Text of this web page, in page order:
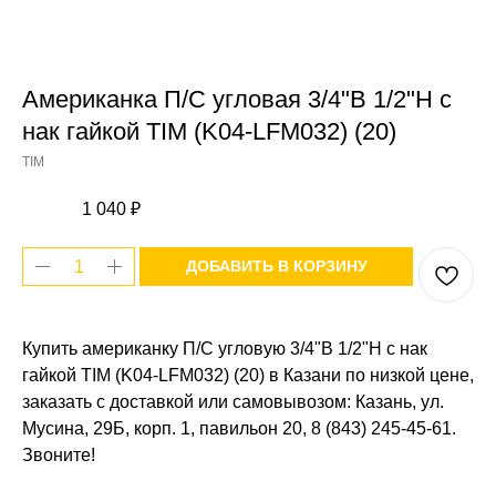
Американка П/С угловая 3/4"В 1/2"Н с
нак гайкой TIM (K04-LFM032) (20)
TIM
1 040 ₽
ДОБАВИТЬ В КОРЗИНУ
Купить американку П/С угловую 3/4"В 1/2"Н с нак
гайкой TIM (K04-LFM032) (20) в Казани по низкой цене,
заказать с доставкой или самовывозом: Казань, ул.
Мусина, 29Б, корп. 1, павильон 20, 8 (843) 245-45-61.
Звоните!